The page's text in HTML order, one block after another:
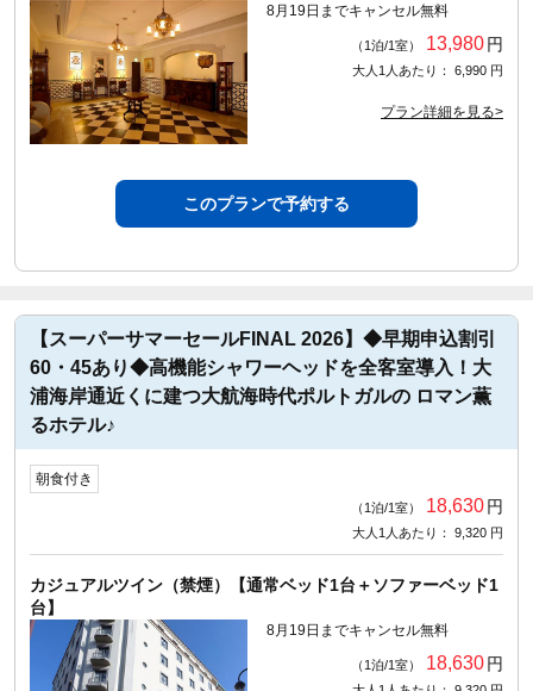
8月19日までキャンセル無料
（1泊/1室） 13,980円
大人1人あたり： 6,990 円
プラン詳細を見る>
このプランで予約する
【スーパーサマーセールFINAL 2026】◆早期申込割引
60・45あり◆高機能シャワーヘッドを全客室導入！大
浦海岸通近くに建つ大航海時代ポルトガルの ロマン薫
るホテル♪
朝食付き
（1泊/1室） 18,630円
大人1人あたり： 9,320 円
カジュアルツイン（禁煙）【通常ベッド1台＋ソファーベッド1
台】
8月19日までキャンセル無料
（1泊/1室） 18,630円